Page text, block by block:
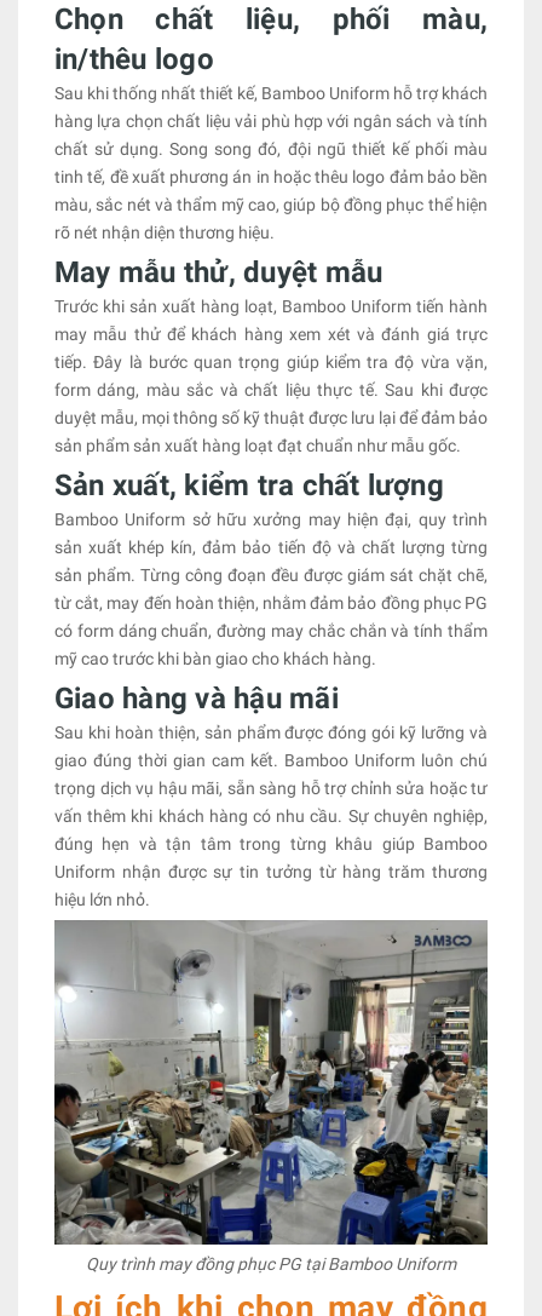
Chọn chất liệu, phối màu,
in/thêu logo
Sau khi thống nhất thiết kế, Bamboo Uniform hỗ trợ khách
hàng lựa chọn chất liệu vải phù hợp với ngân sách và tính
chất sử dụng. Song song đó, đội ngũ thiết kế phối màu
tinh tế, đề xuất phương án in hoặc thêu logo đảm bảo bền
màu, sắc nét và thẩm mỹ cao, giúp bộ đồng phục thể hiện
rõ nét nhận diện thương hiệu.
May mẫu thử, duyệt mẫu
Trước khi sản xuất hàng loạt, Bamboo Uniform tiến hành
may mẫu thử để khách hàng xem xét và đánh giá trực
tiếp. Đây là bước quan trọng giúp kiểm tra độ vừa vặn,
form dáng, màu sắc và chất liệu thực tế. Sau khi được
duyệt mẫu, mọi thông số kỹ thuật được lưu lại để đảm bảo
sản phẩm sản xuất hàng loạt đạt chuẩn như mẫu gốc.
Sản xuất, kiểm tra chất lượng
Bamboo Uniform sở hữu xưởng may hiện đại, quy trình
sản xuất khép kín, đảm bảo tiến độ và chất lượng từng
sản phẩm. Từng công đoạn đều được giám sát chặt chẽ,
từ cắt, may đến hoàn thiện, nhằm đảm bảo đồng phục PG
có form dáng chuẩn, đường may chắc chắn và tính thẩm
mỹ cao trước khi bàn giao cho khách hàng.
Giao hàng và hậu mãi
Sau khi hoàn thiện, sản phẩm được đóng gói kỹ lưỡng và
giao đúng thời gian cam kết. Bamboo Uniform luôn chú
trọng dịch vụ hậu mãi, sẵn sàng hỗ trợ chỉnh sửa hoặc tư
vấn thêm khi khách hàng có nhu cầu. Sự chuyên nghiệp,
đúng hẹn và tận tâm trong từng khâu giúp Bamboo
Uniform nhận được sự tin tưởng từ hàng trăm thương
hiệu lớn nhỏ.
Quy trình may đồng phục PG tại Bamboo Uniform